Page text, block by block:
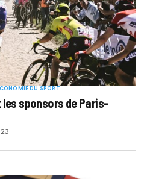
DU SPORT
sponsors de Paris-